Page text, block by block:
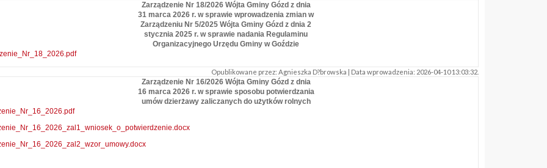
Zarządzenie Nr 18/2026 Wójta Gminy Gózd z dnia
31 marca 2026 r. w sprawie wprowadzenia zmian w
Zarządzeniu Nr 5/2025 Wójta Gminy Gózd z dnia 2
stycznia 2025 r. w sprawie nadania Regulaminu
Organizacyjnego Urzędu Gminy w Goździe
Opublikowane przez: Agnieszka D?browska | Data wprowadzenia: 2026-04-10 13:03:32.
Zarządzenie Nr 16/2026 Wójta Gminy Gózd z dnia
16 marca 2026 r. w sprawie sposobu potwierdzania
umów dzierżawy zaliczanych do użytków rolnych